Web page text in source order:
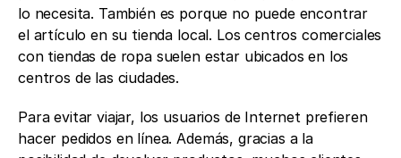
lo necesita. También es porque no puede encontrar
el artículo en su tienda local. Los centros comerciales
con tiendas de ropa suelen estar ubicados en los
centros de las ciudades.
Para evitar viajar, los usuarios de Internet prefieren
hacer pedidos en línea. Además, gracias a la